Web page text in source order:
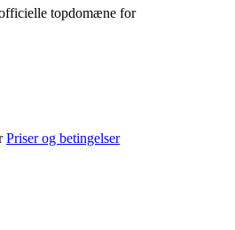
topdomæne for
Priser og betingelser